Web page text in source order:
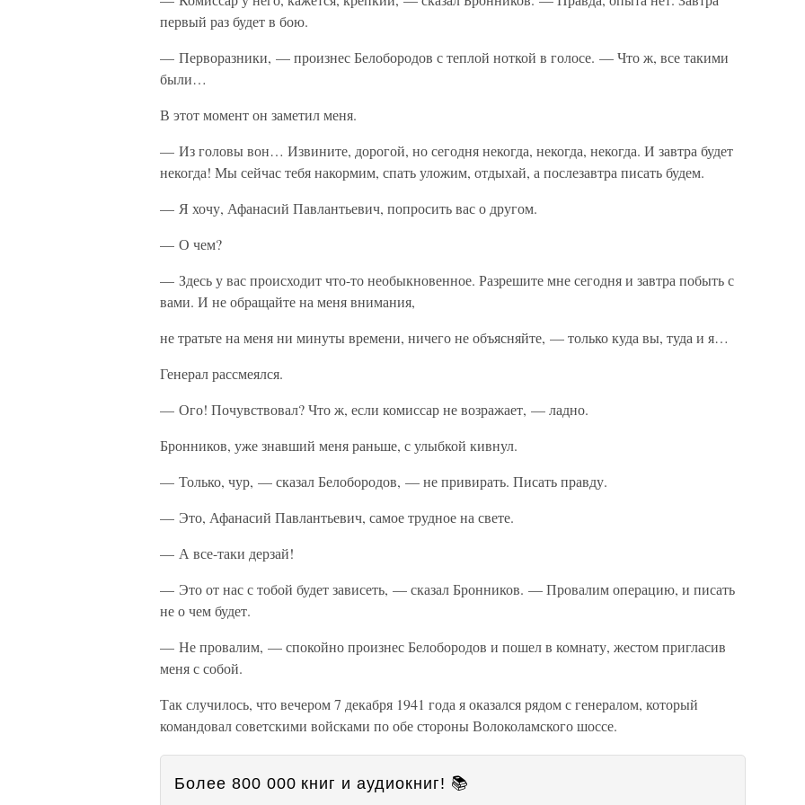
первый раз будет в бою.
— Перворазники, — произнес Белобородов с теплой ноткой в голосе. — Что ж, все такими
были…
В этот момент он заметил меня.
— Из головы вон… Извините, дорогой, но сегодня некогда, некогда, некогда. И завтра будет
некогда! Мы сейчас тебя накормим, спать уложим, отдыхай, а послезавтра писать будем.
— Я хочу, Афанасий Павлантьевич, попросить вас о другом.
— О чем?
— Здесь у вас происходит что-то необыкновенное. Разрешите мне сегодня и завтра побыть с
вами. И не обращайте на меня внимания,
не тратьте на меня ни минуты времени, ничего не объясняйте, — только куда вы, туда и я…
Генерал рассмеялся.
— Ого! Почувствовал? Что ж, если комиссар не возражает, — ладно.
Бронников, уже знавший меня раньше, с улыбкой кивнул.
— Только, чур, — сказал Белобородов, — не привирать. Писать правду.
— Это, Афанасий Павлантьевич, самое трудное на свете.
— А все-таки дерзай!
— Это от нас с тобой будет зависеть, — сказал Бронников. — Провалим операцию, и писать
не о чем будет.
— Не провалим, — спокойно произнес Белобородов и пошел в комнату, жестом пригласив
меня с собой.
Так случилось, что вечером 7 декабря 1941 года я оказался рядом с генералом, который
командовал советскими войсками по обе стороны Волоколамского шоссе.
Более 800 000 книг и аудиокниг! 📚